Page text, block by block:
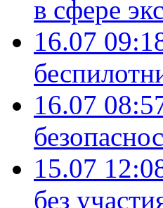
в сфере
16.07
16.07
15.07
без